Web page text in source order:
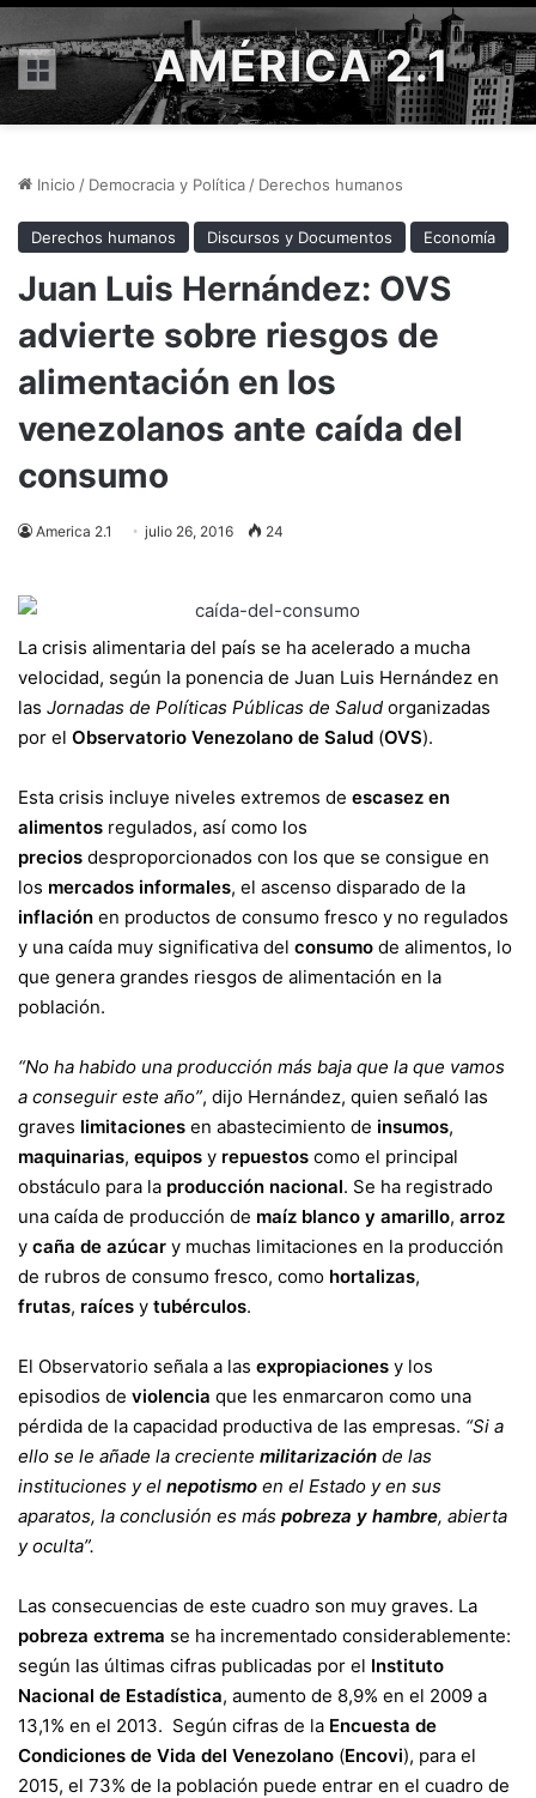
Menú AMÉRICA 2.1
Inicio / Democracia y Política / Derechos humanos
Derechos humanos Discursos y Documentos Economía
Juan Luis Hernández: OVS
advierte sobre riesgos de
alimentación en los
venezolanos ante caída del
consumo
America 2.1 julio 26, 2016 24
La crisis alimentaria del país se ha acelerado a mucha
velocidad, según la ponencia de Juan Luis Hernández en
las Jornadas de Políticas Públicas de Salud organizadas
por el Observatorio Venezolano de Salud (OVS).
Esta crisis incluye niveles extremos de escasez en
alimentos regulados, así como los
precios desproporcionados con los que se consigue en
los mercados informales, el ascenso disparado de la
inflación en productos de consumo fresco y no regulados
y una caída muy significativa del consumo de alimentos, lo
que genera grandes riesgos de alimentación en la
población.
“No ha habido una producción más baja que la que vamos
a conseguir este año”, dijo Hernández, quien señaló las
graves limitaciones en abastecimiento de insumos,
maquinarias, equipos y repuestos como el principal
obstáculo para la producción nacional. Se ha registrado
una caída de producción de maíz blanco y amarillo, arroz
y caña de azúcar y muchas limitaciones en la producción
de rubros de consumo fresco, como hortalizas,
frutas, raíces y tubérculos.
El Observatorio señala a las expropiaciones y los
episodios de violencia que les enmarcaron como una
pérdida de la capacidad productiva de las empresas. “Si a
ello se le añade la creciente militarización de las
instituciones y el nepotismo en el Estado y en sus
aparatos, la conclusión es más pobreza y hambre, abierta
y oculta”.
Las consecuencias de este cuadro son muy graves. La
pobreza extrema se ha incrementado considerablemente:
según las últimas cifras publicadas por el Instituto
Nacional de Estadística, aumento de 8,9% en el 2009 a
13,1% en el 2013. Según cifras de la Encuesta de
Condiciones de Vida del Venezolano (Encovi), para el
2015, el 73% de la población puede entrar en el cuadro de